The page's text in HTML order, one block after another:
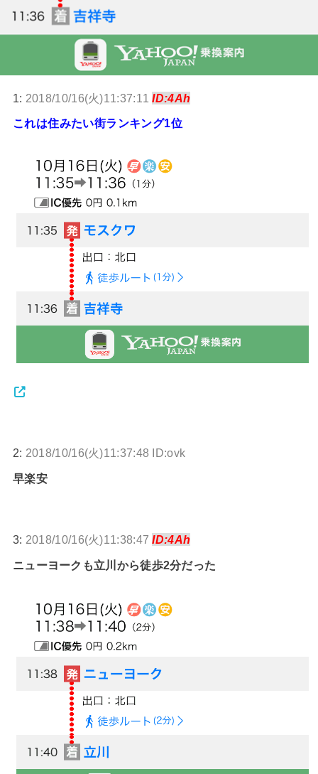
1: 2018/10/16(火)11:37:11ID:4Ah
これは住みたい街ランキング1位
2: 2018/10/16(火)11:37:48 ID:ovk
早楽安
3: 2018/10/16(火)11:38:47ID:4Ah
ニューヨークも立川から徒歩2分だった